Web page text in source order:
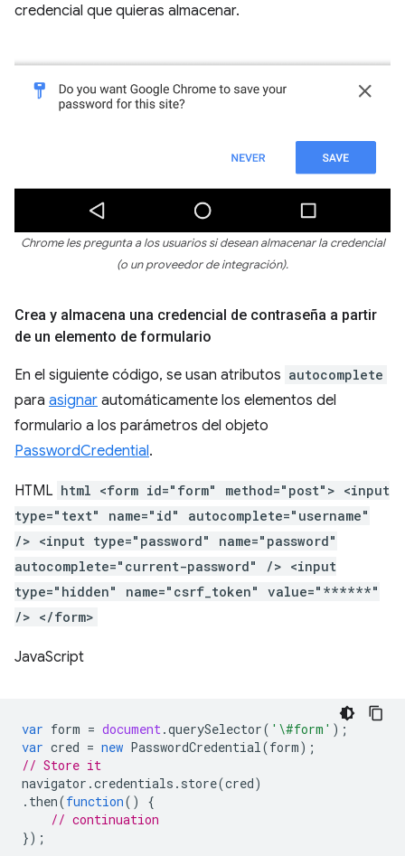
credencial que quieras almacenar.
Chrome les pregunta a los usuarios si desean almacenar la credencial
(o un proveedor de integración).
Crea y almacena una credencial de contraseña a partir
de un elemento de formulario
En el siguiente código, se usan atributos autocomplete
para asignar automáticamente los elementos del
formulario a los parámetros del objeto
PasswordCredential.
HTML html <form id="form" method="post"> <input
type="text" name="id" autocomplete="username"
/> <input type="password" name="password"
autocomplete="current-password" /> <input
type="hidden" name="csrf_token" value="******"
/> </form>
JavaScript
var form = document.querySelector( '\#form' );
var cred = new PasswordCredential(form);
// Store it
navigator .credentials . store(cred)
. then(function()
{
// continuation
});